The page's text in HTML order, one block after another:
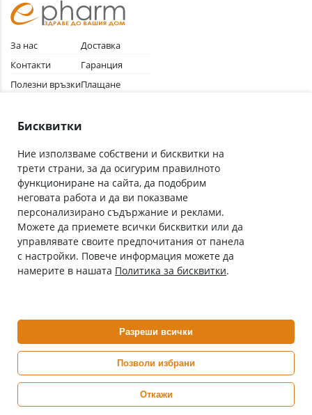
За нас
Контакти
Полезни връзки
Общи условия
Доставка
Гаранция
Плащане
Абонирай се за нашия бюлетин
С абонамента се съгласявам сПолитиката за лични данни.
Онлайн аптека, част от аптеки „Ванчева“
ePharm е лицензирана онлайн аптека от
Изпълнителна Агенция по Лекарствата
0882 444 666
Бисквитки
Ние използваме собствени и бисквитки на
трети страни, за да осигурим правилното
функциониране на сайта, да подобрим
неговата работа и да ви показваме
персонализирано съдържание и реклами.
Можете да приемете всички бисквитки или да
управлявате своите предпочитания от панела
с настройки. Повече информация можете да
намерите в нашата Политика за бисквитки.
Разреши всички
Позволи избрани
Откажи